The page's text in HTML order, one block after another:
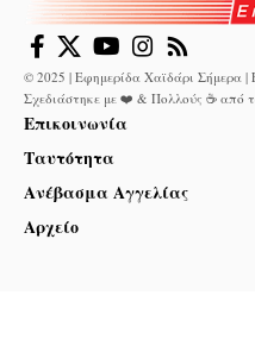
© 2025 | Εφημερίδα Χαϊδάρι Σήμερα |
Σχεδιάστηκε με ❤️ & Πολλούς ☕ από
Επικοινωνία
Ταυτότητα
Ανέβασμα Αγγελίας
Αρχείο